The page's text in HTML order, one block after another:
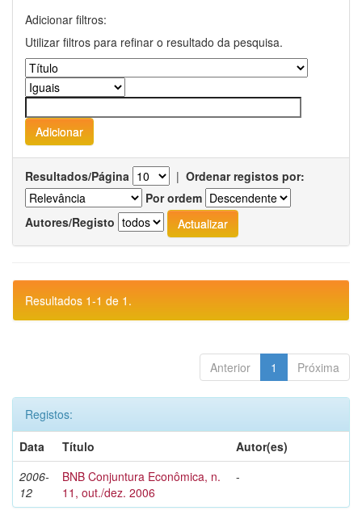
Adicionar filtros:
Utilizar filtros para refinar o resultado da pesquisa.
Resultados/Página | Ordenar registos por:
Por ordem
Autores/Registo
Resultados 1-1 de 1.
Anterior 1 Próxima
Registos:
Data
Título
Autor(es)
2006-
12
BNB Conjuntura Econômica, n.
11, out./dez. 2006
-